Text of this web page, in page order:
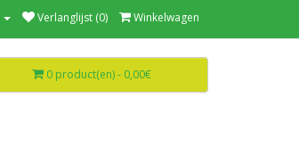
Verlanglijst (0) Winkelwagen
0 product(en) - 0,00€